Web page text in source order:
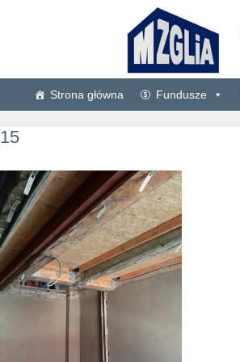
Strona główna Fundusze
15